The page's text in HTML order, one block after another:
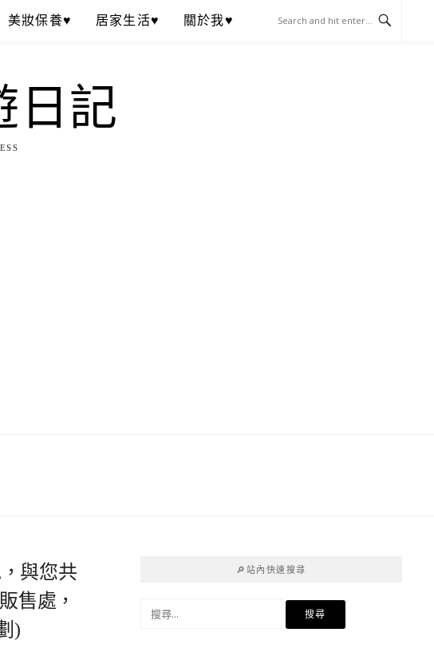
美妝保養♥ 居家生活♥ 關於我♥
日記
與您共
售處，
)
🔎站內快速搜尋